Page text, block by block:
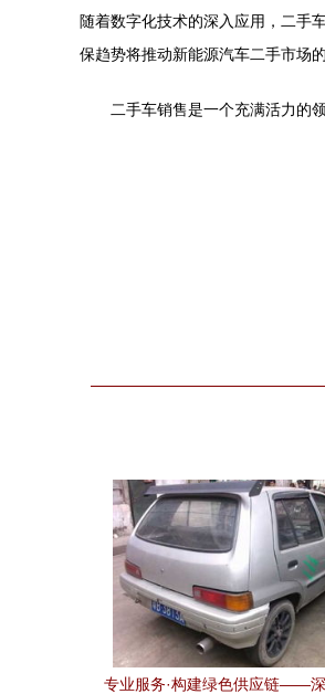
随着数字化技术的深入应用，二手
保趋势将推动新能源汽车二手市场
二手车销售是一个充满活力的
专业服务·构建绿色供应链——